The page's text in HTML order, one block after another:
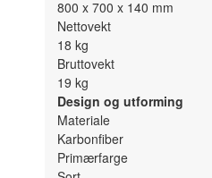
800 x 700 x 140 mm
Nettovekt
18 kg
Bruttovekt
19 kg
Design og utforming
Materiale
Karbonfiber
Primærfarge